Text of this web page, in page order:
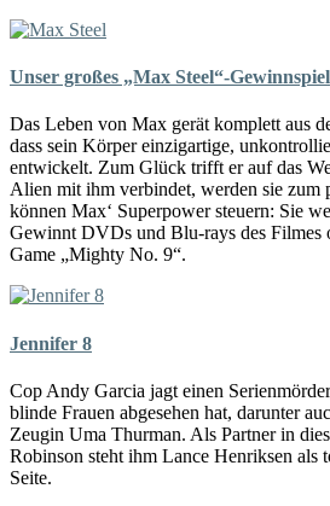
Unser großes „Max Steel“-Gewinnspiel
Das Leben von Max gerät komplett aus
dass sein Körper einzigartige,
entwickelt. Zum Glück trifft er auf das
Alien mit ihm verbindet, werden sie zum
können Max‘ Superpower steuern: Sie
Gewinnt DVDs und Blu-rays des Filmes
Game „Mighty No. 9“.
Jennifer 8
Cop Andy Garcia jagt einen
blinde Frauen abgesehen hat, darunter
Zeugin Uma Thurman. Als Partner in
Robinson steht ihm Lance Henriksen als
Seite.